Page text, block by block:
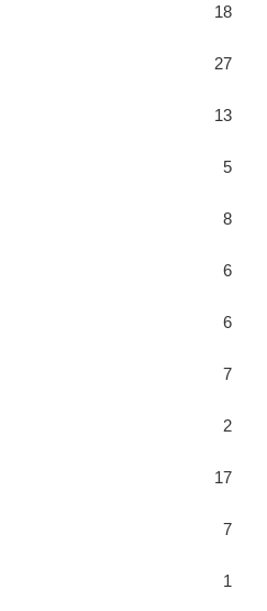
18
27
13
5
8
6
6
7
2
17
7
1